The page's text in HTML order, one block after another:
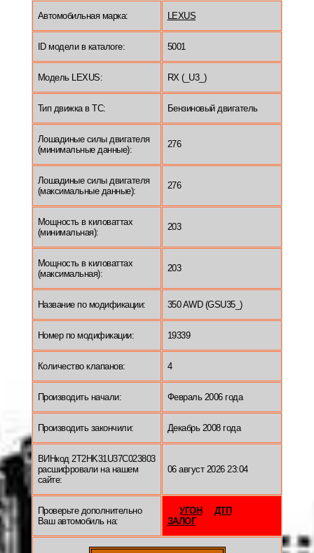
Автомобильная марка: LEXUS
ID модели в каталоге: 5001
Модель LEXUS: RX (_U3_)
Тип движка в ТС: Бензиновый двигатель
Лошадиные силы двигателя
(минимальные данные):
276
Лошадиные силы двигателя
(максимальные данные):
276
Мощность в киловаттах
(минимальная):
203
Мощность в киловаттах
(максимальная):
203
Название по модификации: 350 AWD (GSU35_)
Номер по модификации: 19339
Количество клапанов: 4
Производить начали: Февраль 2006 года
Производить закончили: Декабрь 2008 года
ВИНкод 2T2HK31U37C023803
расшифровали на нашем
сайте:
06 август 2026 23:04
Проверьте дополнительно
Ваш автомобиль на:
УГОН
ДТП
ЗАЛОГ